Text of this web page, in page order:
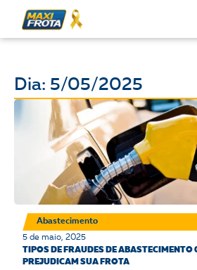
Dia: 5/05/2025
Abastecimento
5 de maio, 2025
TIPOS DE FRAUDES DE ABASTECIMENTO
PREJUDICAM SUA FROTA